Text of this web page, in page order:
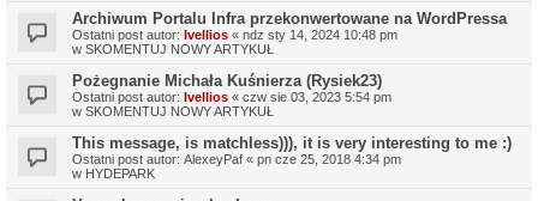
Archiwum Portalu Infra przekonwertowane na WordPressa
Ostatni post autor: Ivellios « ndz sty 14, 2024 10:48 pm
w SKOMENTUJ NOWY ARTYKUŁ
Pożegnanie Michała Kuśnierza (Rysiek23)
Ostatni post autor: Ivellios « czw sie 03, 2023 5:54 pm
w SKOMENTUJ NOWY ARTYKUŁ
This message, is matchless))), it is very interesting to me :)
Ostatni post autor: AlexeyPaf « pn cze 25, 2018 4:34 pm
w HYDEPARK